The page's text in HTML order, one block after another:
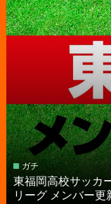
ガチ
東福岡高校サッカ
リーグ メンバー更